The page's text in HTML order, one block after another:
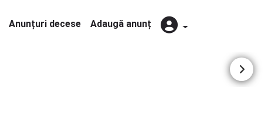
Anunțuri decese Adaugă anunț